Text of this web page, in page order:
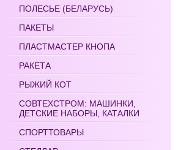
ПОЛЕСЬЕ (БЕЛАРУСЬ)
ПАКЕТЫ
ПЛАСТМАСТЕР КНОПА
РАКЕТА
РЫЖИЙ КОТ
СОВТЕХСТРОМ: МАШИНКИ,
ДЕТСКИЕ НАБОРЫ, КАТАЛКИ
СПОРТТОВАРЫ